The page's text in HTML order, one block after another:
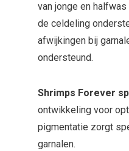
van jonge en
de celdeling
afwijkingen bij
ondersteund.
Shrimps Forever
ontwikkeling voor
pigmentatie zorgt
garnalen.